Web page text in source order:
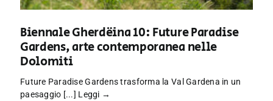
Biennale Gherdëina 10: Future Paradise
Gardens, arte contemporanea nelle
Dolomiti
Future Paradise Gardens trasforma la Val Gardena in un
paesaggio [...] Leggi →